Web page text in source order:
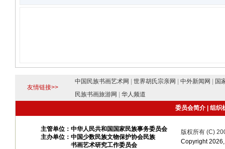
友情链接>>
中国民族书画艺术网 世界胡氏宗亲网 中外新闻网
国
民族书画旅游网
华人频道
委员会简介
组织
主管单位：中华人民共和国国家民族事务委员会
主办单位：中国少数民族文物保护协会民族
书画艺术研究工作委员会
版权所有 (C)
Copyright